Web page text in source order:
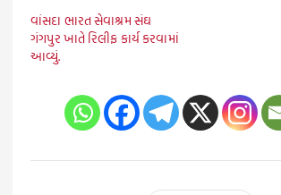
વાંસદા ભારત સેવાશ્રમ સંઘ
ગંગપુર ખાતે રિલીફ કાર્ય કરવામાં
આવ્યું.